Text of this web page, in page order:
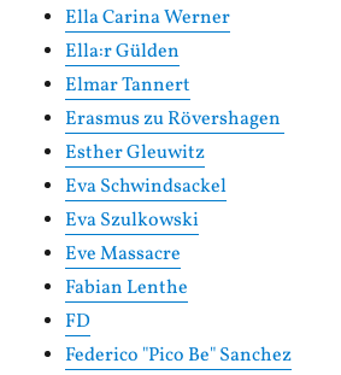
Ella Carina Werner
Ella:r Gülden
Elmar Tannert
Erasmus zu Rövershagen
Esther Gleuwitz
Eva Schwindsackel
Eva Szulkowski
Eve Massacre
Fabian Lenthe
FD
Federico "Pico Be" Sanchez